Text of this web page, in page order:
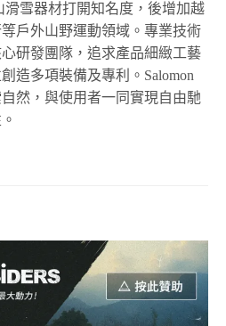
滑雪器材打開知名度，後增加越
戶外山野運動領域。專業技術
研發團隊，追求產品細緻工藝
造多項裝備及專利。Salomon
然，與使用者一同實現自由馳